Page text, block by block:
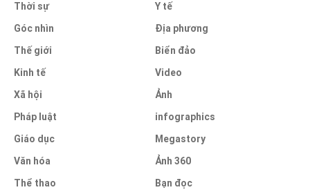
Thời sự
Góc nhìn
Thế giới
Kinh tế
Xã hội
Pháp luật
Giáo dục
Văn hóa
Thể thao
Y tế
Địa phương
Biển đảo
Video
Ảnh
infographics
Megastory
Ảnh 360
Bạn đọc